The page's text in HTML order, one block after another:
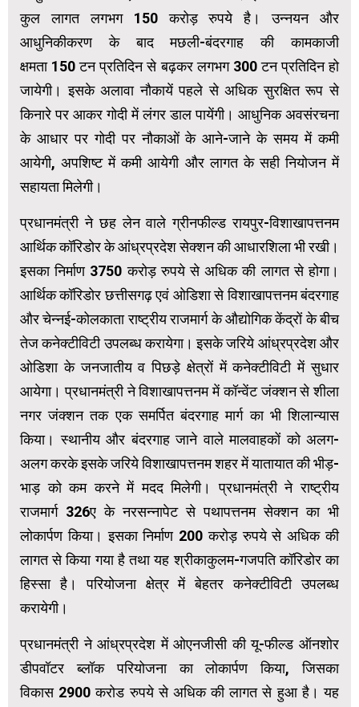
कुल लागत लगभग 150 करोड़ रुपये है। उन्नयन और
आधुनिकीकरण के बाद मछली-बंदरगाह की कामकाजी
क्षमता 150 टन प्रतिदिन से बढ़कर लगभग 300 टन प्रतिदिन हो
जायेगी। इसके अलावा नौकायें पहले से अधिक सुरक्षित रूप से
किनारे पर आकर गोदी में लंगर डाल पायेंगी। आधुनिक अवसंरचना
के आधार पर गोदी पर नौकाओं के आने-जाने के समय में कमी
आयेगी, अपशिष्ट में कमी आयेगी और लागत के सही नियोजन में
सहायता मिलेगी।
प्रधानमंत्री ने छह लेन वाले ग्रीनफील्ड रायपुर-विशाखापत्तनम
आर्थिक कॉरिडोर के आंध्रप्रदेश सेक्शन की आधारशिला भी रखी।
इसका निर्माण 3750 करोड़ रुपये से अधिक की लागत से होगा।
आर्थिक कॉरिडोर छत्तीसगढ़ एवं ओडिशा से विशाखापत्तनम बंदरगाह
और चेन्नई-कोलकाता राष्ट्रीय राजमार्ग के औद्योगिक केंद्रों के बीच
तेज कनेक्टीविटी उपलब्ध करायेगा। इसके जरिये आंध्रप्रदेश और
ओडिशा के जनजातीय व पिछड़े क्षेत्रों में कनेक्टीविटी में सुधार
आयेगा। प्रधानमंत्री ने विशाखापत्तनम में कॉन्वेंट जंक्शन से शीला
नगर जंक्शन तक एक समर्पित बंदरगाह मार्ग का भी शिलान्यास
किया। स्थानीय और बंदरगाह जाने वाले मालवाहकों को अलग-
अलग करके इसके जरिये विशाखापत्तनम शहर में यातायात की भीड़-
भाड़ को कम करने में मदद मिलेगी। प्रधानमंत्री ने राष्ट्रीय
राजमार्ग 326ए के नरसन्नापेट से पथापत्तनम सेक्शन का भी
लोकार्पण किया। इसका निर्माण 200 करोड़ रुपये से अधिक की
लागत से किया गया है तथा यह श्रीकाकुलम-गजपति कॉरिडोर का
हिस्सा है। परियोजना क्षेत्र में बेहतर कनेक्टीविटी उपलब्ध
करायेगी।
प्रधानमंत्री ने आंध्रप्रदेश में ओएनजीसी की यू-फील्ड ऑनशोर
डीपवॉटर ब्लॉक परियोजना का लोकार्पण किया, जिसका
विकास 2900 करोड रुपये से अधिक की लागत से हुआ है। यह